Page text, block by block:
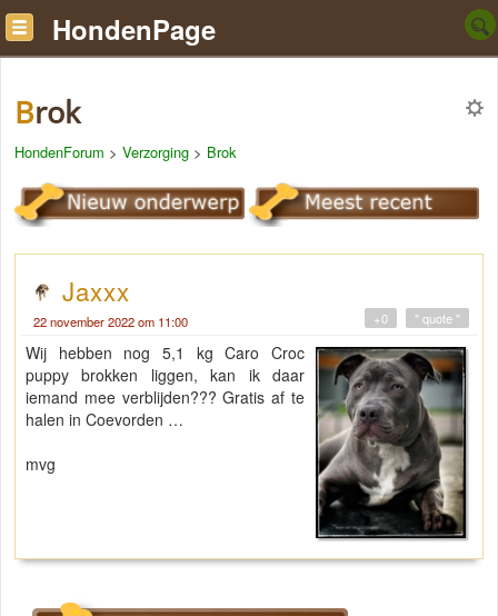
HondenPage
Brok
HondenForum > Verzorging > Brok
Jaxxx
22 november 2022 om 11:00 " quote "
+0
Wij hebben nog 5,1 kg Caro Croc
puppy brokken liggen, kan ik daar
iemand mee verblijden??? Gratis af te
halen in Coevorden …
mvg